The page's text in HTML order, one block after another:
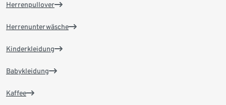
Herrenpullover
Herrenunterwäsche
Kinderkleidung
Babykleidung
Kaffee